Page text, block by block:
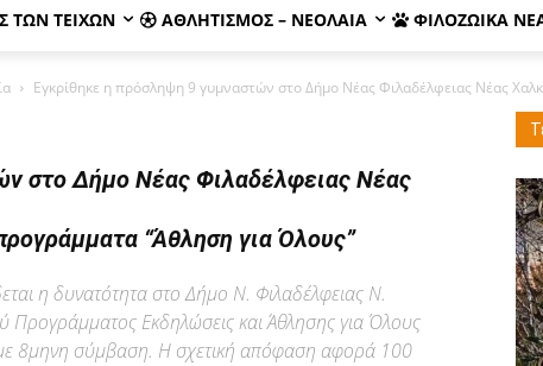
ΤΩΝ ΤΕΙΧΏΝ ΑΘΛΗΤΙΣΜΌΣ – ΝΕΟΛΑΊΑ ΦΙΛΟΖΩΙΚΆ
Εγκρίθηκε η πρόσληψη 9 γυμναστών στο Δήμο Νέας Φιλαδέλφειας Νέας
στο Δήμο Νέας Φιλαδέλφειας Νέας
“Άθληση για Όλους”
η δυνατότητα στο Δήμο Ν. Φιλαδέλφειας Ν.
Προγράμματος Εκδηλώσεις και Άθλησης για Όλους
8μηνη σύμβαση. Η σχετική απόφαση αφορά 100